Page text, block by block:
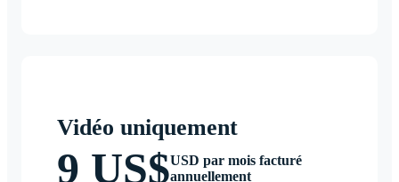
Vidéo uniquement
9 US$USD par mois facturé
annuellement